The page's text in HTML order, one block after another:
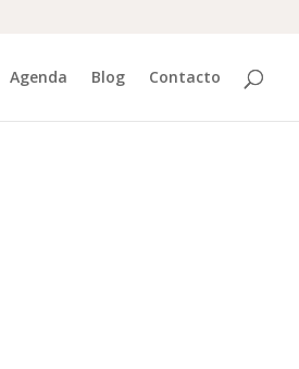
Agenda Blog Contacto